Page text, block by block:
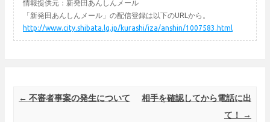
情報提供元：新発田あんしんメール
「新発田あんしんメール」の配信登録は以下のURLから。
http://www.city.shibata.lg.jp/kurashi/iza/anshin/1007583.html
Post navigation
← 不審者事案の発生について
相手を確認してから電話に出
て！
→